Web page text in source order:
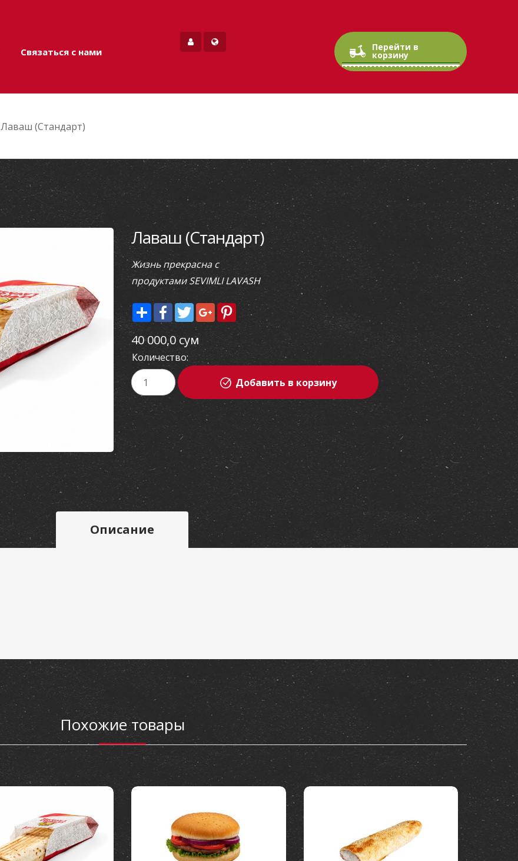
Связаться с нами Перейти в
корзину
Ваша корзина пуста
Лаваш (Стандарт)
Лаваш (Стандарт)
Жизнь прекрасна с
продуктами SEVIMLI LAVASH
ShareFacebook
TwitterGoogle+Pinterest
40 000,0 сум
Количество:
Добавить в корзину
Описание
Похожие товары